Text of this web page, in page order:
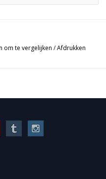
om te vergelijken /Afdrukken